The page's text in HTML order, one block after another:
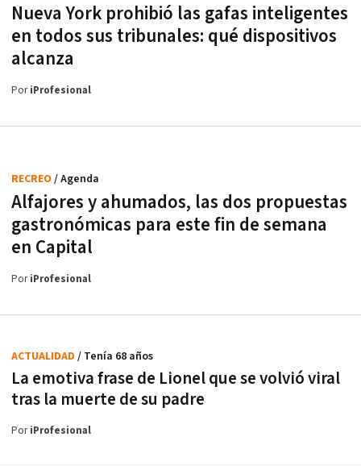
Nueva York prohibió las gafas inteligentes
en todos sus tribunales: qué dispositivos
alcanza
PoriProfesional
Alfajores y ahumados, las dos propuestas
gastronómicas para este fin de semana
en Capital
RECREO / Agenda
PoriProfesional
La emotiva frase de Lionel que se volvió viral
tras la muerte de su padre
ACTUALIDAD / Tenía 68 años
PoriProfesional